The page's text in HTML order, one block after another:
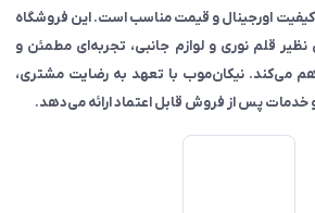
کیفیت اورجینال و قیمت مناسب است. این فروشگاه
نظیر قلم نوری و لوازم جانبی، تجربه‌ای مطمئن و
می‌کند. نیکان‌موب با تعهد به رضایت مشتری،
و خدمات پس از فروش قابل اعتماد ارائه می‌دهد.